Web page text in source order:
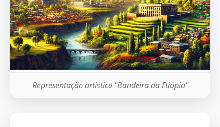
Representação artística "Bandeira da Etiópia"